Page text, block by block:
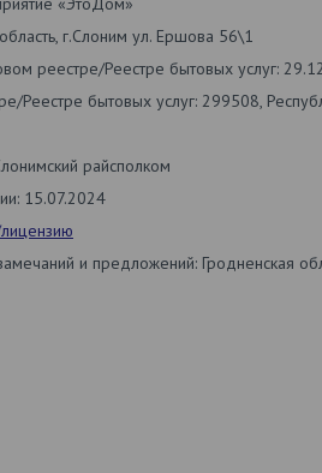
г.Слоним ул. Ершова 56\1
реестре/Реестре бытовых услуг:
Реестре бытовых услуг: 299508,
райсполком
15.07.2024
и предложений: Гродненская